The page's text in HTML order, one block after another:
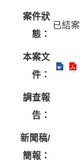
案件狀
態：
已結案
本案文
件：
調查報
告：
新聞稿/
簡報：